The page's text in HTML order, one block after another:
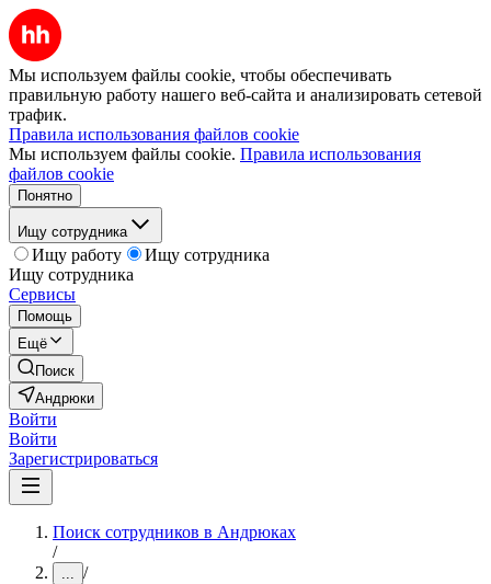
Мы используем файлы cookie, чтобы обеспечивать
правильную работу нашего веб-сайта и анализировать сетевой
трафик.
Правила использования файлов cookie
Мы используем файлы cookie. Правила использования
файлов cookie
Понятно
Ищу сотрудника
Ищу работу
Ищу сотрудника
Ищу сотрудника
Сервисы
Помощь
Ещё
Поиск
Андрюки
Войти
Войти
Зарегистрироваться
Поиск сотрудников в Андрюках
/
... /